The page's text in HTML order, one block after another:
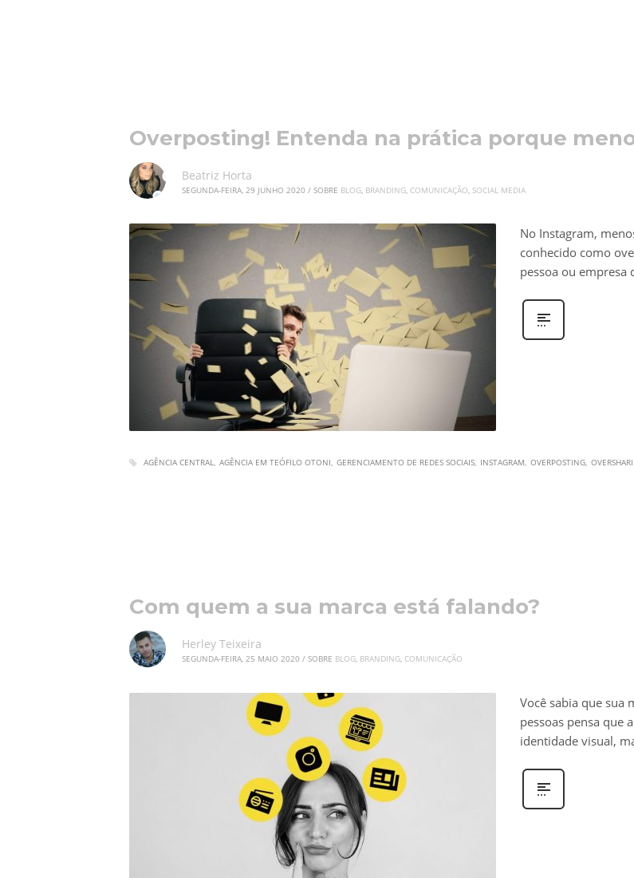
Overposting! Entenda na prática porque
Beatriz Horta
SEGUNDA-FEIRA, 29 JUNHO 2020 / SOBRE BLOG BRANDING COMUNICAÇÃO SOCIAL MEDIA
No Instagram,
conhecido como
pessoa ou empresa
AGÊNCIA CENTRAL AGÊNCIA EM TEÓFILO OTONI GERENCIAMENTO DE REDES SOCIAIS INSTAGRAM OVERPOSTING
Com quem a sua marca está falando?
Herley Teixeira
SEGUNDA-FEIRA, 25 MAIO 2020 / SOBRE BLOG, BRANDING, COMUNICAÇÃO
Você sabia que sua
pessoas pensa que
identidade visual,